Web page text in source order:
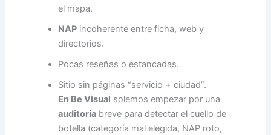
el mapa.
NAP incoherente entre ficha, web y
directorios.
Pocas reseñas o estancadas.
Sitio sin páginas “servicio + ciudad”.
En Be Visual solemos empezar por una
auditoría breve para detectar el cuello de
botella (categoría mal elegida, NAP roto,